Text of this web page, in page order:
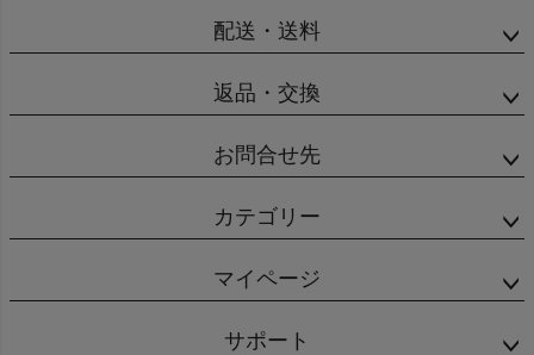
配送・送料
返品・交換
お問合せ先
カテゴリー
マイページ
サポート